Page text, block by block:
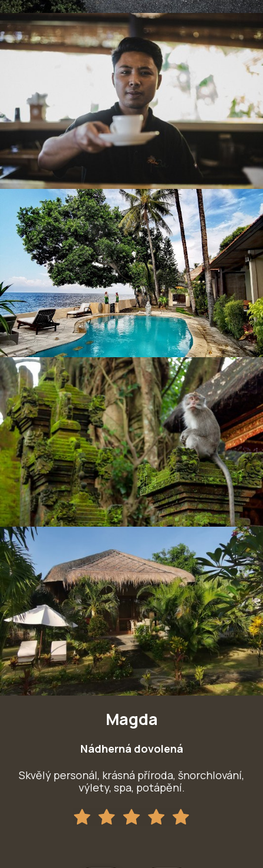
Magda
Nádherná dovolená
Skvělý personál, krásná příroda, šnorchlování,
výlety, spa, potápění.